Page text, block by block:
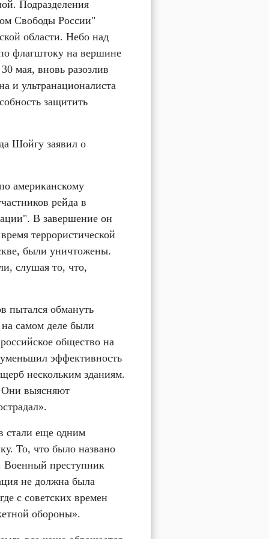
Подразделения
Свободы России"
области. Небо над
флагштоку на вершине
мая, вновь разозлив
и ультранационалиста
защитить
Шойгу заявил о
американскому
рейда в
В завершение он
террористической
были уничтожены.
слушая то, что,
пытался обмануть
самом деле были
общество на
эффективность
нескольким зданиям.
Они выясняют
стали еще одним
То, что было названо
Военный преступник
не должна была
с советских времен
обороны».